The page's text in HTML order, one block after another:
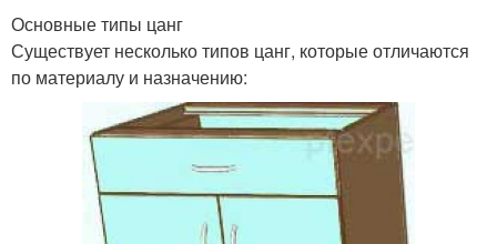
Основные типы цанг
Существует несколько типов цанг, которые отличаются
по материалу и назначению: